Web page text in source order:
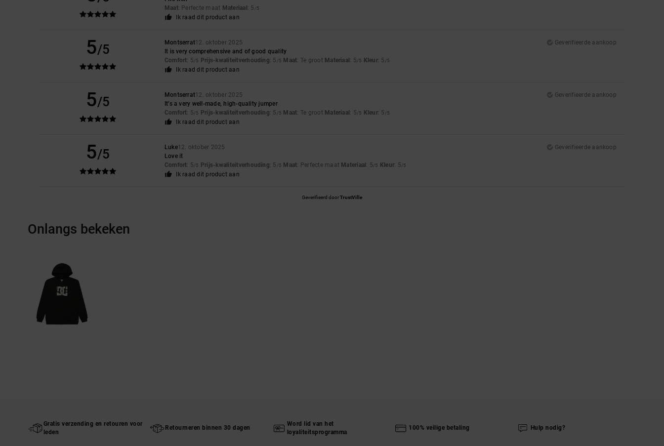
Maat: Perfecte maat Materiaal : 5 /5
Ik raad dit product aan
5/5 Montserrat12. oktober 2025
Geverifieerde aankoop
It is very comprehensive and of good quality
Comfort: 5/5 Prijs-kwaliteitverhouding: 5 /5 Maat: Te groot Materiaal : 5/5 Kleur: 5 /5
Ik raad dit product aan
5/5 Montserrat12. oktober 2025
Geverifieerde aankoop
It’s a very well-made, high-quality jumper
Comfort: 5/5 Prijs-kwaliteitverhouding: 5 /5 Maat: Te groot Materiaal : 5/5 Kleur: 5 /5
Ik raad dit product aan
5/5 Luke12. oktober 2025
Geverifieerde aankoop
Love it
Comfort: 5/5 Prijs-kwaliteitverhouding: 5 /5 Maat: Perfecte maat Materiaal : 5/5 Kleur: 5/5
Ik raad dit product aan
Geverifieerd doorTrustVille
Onlangs bekeken
Gratis verzending en retouren voor
leden
Retourneren binnen 30 dagen
Word lid van het
loyaliteitsprogramma
100% veilige betaling Hulp nodig?